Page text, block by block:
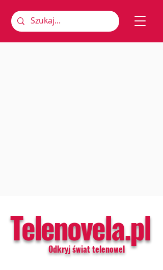
Telenovela.pl
Odkryj świat telenowel